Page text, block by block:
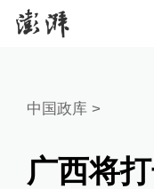
中国政库 >
广西将